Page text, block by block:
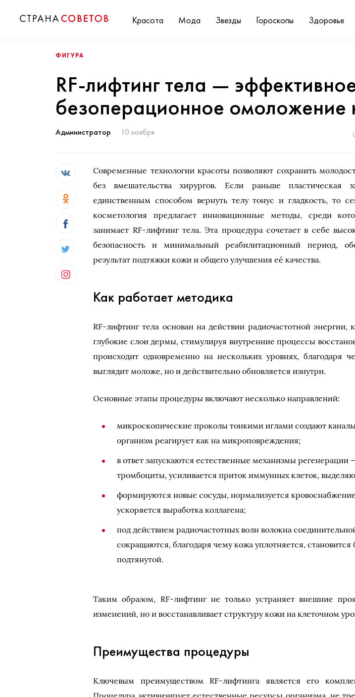
Красота Мода Звезды Гороскопы Здоровье
ФИГУРА
RF-лифтинг тела —
безоперационное омоложение
Администратор 10 ноября
Современные технологии красоты позволяют сохранить
без вмешательства хирургов. Если раньше пластическая
единственным способом вернуть телу тонус и гладкость, то
косметология предлагает инновационные методы, среди
занимает RF-лифтинг тела. Эта процедура сочетает в себе
безопасность и минимальный реабилитационный период,
результат подтяжки кожи и общего улучшения её качества.
Как работает методика
RF-лифтинг тела основан на действии радиочастотной энергии,
глубокие слои дермы, стимулируя внутренние процессы
происходит одновременно на нескольких уровнях, благодаря
выглядит моложе, но и действительно обновляется изнутри.
Основные этапы процедуры включают несколько направлений:
микроскопические проколы тонкими иглами создают
организм реагирует как на микроповреждения;
в ответ запускаются естественные механизмы регенерации
тромбоциты, усиливается приток иммунных клеток,
формируются новые сосуды, нормализуется
ускоряется выработка коллагена;
под действием радиочастотных волн волокна
сокращаются, благодаря чему кожа уплотняется, становится
подтянутой.
Таким образом, RF-лифтинг не только устраняет внешние
изменений, но и восстанавливает структуру кожи на клеточном
Преимущества процедуры
Ключевым преимуществом RF-лифтинга является его